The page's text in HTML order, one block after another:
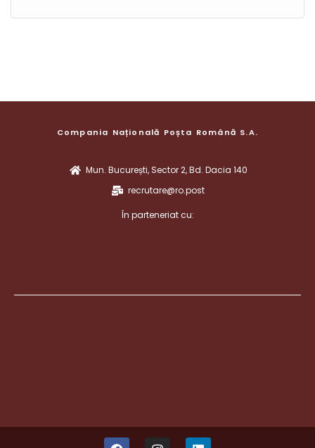
Compania Națională Poșta Română S.A.
Mun. București, Sector 2, Bd. Dacia 140
recrutare@ro.post
În parteneriat cu: